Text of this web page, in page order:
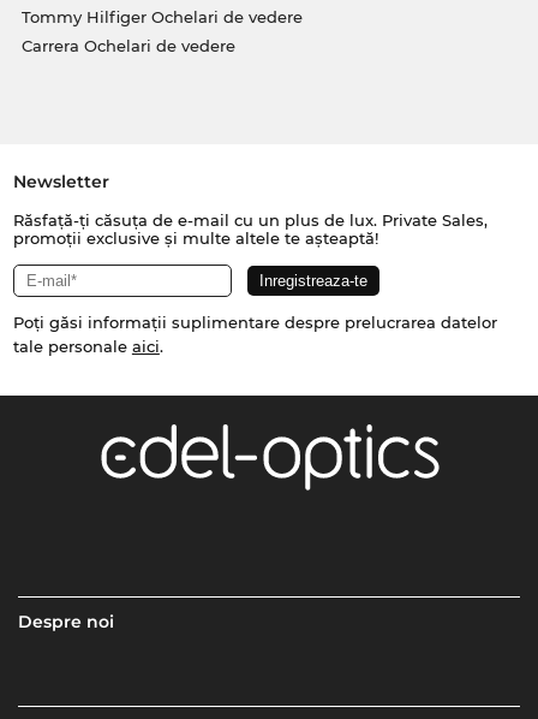
Tommy Hilfiger Ochelari de vedere
Carrera Ochelari de vedere
Newsletter
Răsfață-ți căsuța de e-mail cu un plus de lux. Private Sales,
promoții exclusive și multe altele te așteaptă!
Poți găsi informații suplimentare despre prelucrarea datelor
tale personale aici.
Despre noi